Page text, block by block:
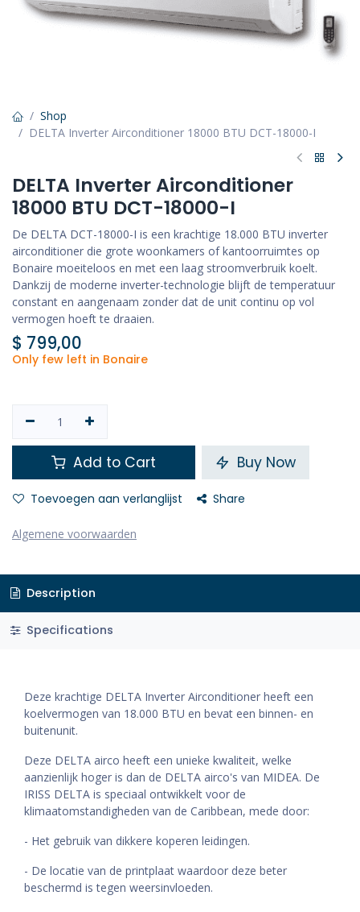
Shop
DELTA Inverter Airconditioner 18000 BTU DCT-18000-I
DELTA Inverter Airconditioner
18000 BTU DCT-18000-I
De DELTA DCT-18000-I is een krachtige 18.000 BTU inverter
airconditioner die grote woonkamers of kantoorruimtes op
Bonaire moeiteloos en met een laag stroomverbruik koelt.
Dankzij de moderne inverter-technologie blijft de temperatuur
constant en aangenaam zonder dat de unit continu op vol
vermogen hoeft te draaien.
$ 799,00
Only few left in Bonaire
Add to Cart Buy Now
Toevoegen aan verlanglijst Share
Algemene voorwaarden
Description
Specifications
Deze krachtige DELTA Inverter Airconditioner heeft een
koelvermogen van 18.000 BTU en bevat een binnen- en
buitenunit.
Deze DELTA airco heeft een unieke kwaliteit, welke
aanzienlijk hoger is dan de DELTA airco's van MIDEA. De
IRISS DELTA is speciaal ontwikkelt voor de
klimaatomstandigheden van de Caribbean, mede door:
- Het gebruik van dikkere koperen leidingen.
- De locatie van de printplaat waardoor deze beter
beschermd is tegen weersinvloeden.